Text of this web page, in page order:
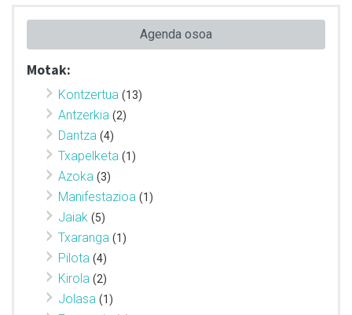
Agenda osoa
Motak:
Kontzertua (13)
Antzerkia (2)
Dantza (4)
Txapelketa (1)
Azoka (3)
Manifestazioa (1)
Jaiak (5)
Txaranga (1)
Pilota (4)
Kirola (2)
Jolasa (1)